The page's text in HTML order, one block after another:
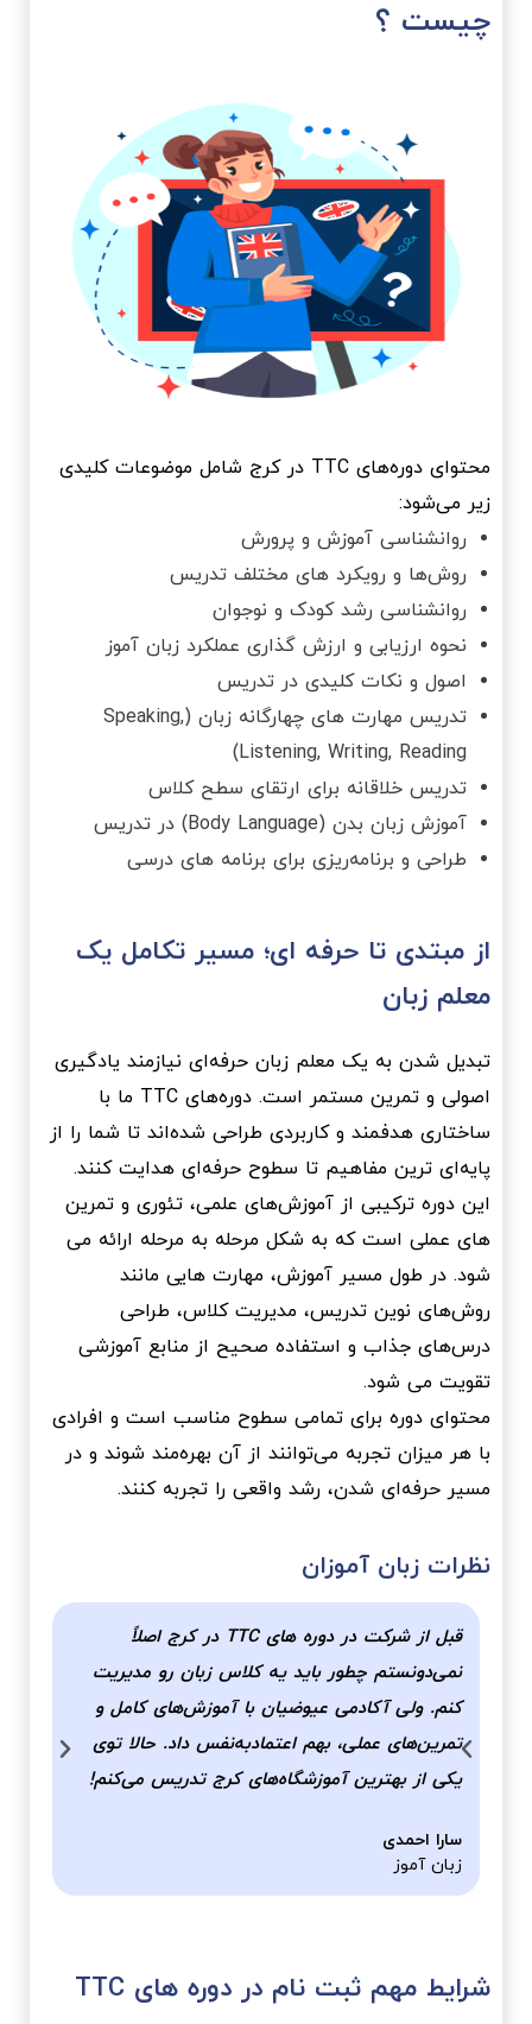
چیست ؟
محتوای دوره‌های TTC در کرج شامل موضوعات کلیدی
زیر می‌شود:
روانشناسی آموزش و پرورش
روش‌ها و رویکرد های مختلف تدریس
روانشناسی رشد کودک و نوجوان
نحوه ارزیابی و ارزش‌ گذاری عملکرد زبان ‌آموز
اصول و نکات کلیدی در تدریس
تدریس مهارت های چهارگانه زبان (Speaking,
Listening, Writing, Reading)
تدریس خلاقانه برای ارتقای سطح کلاس
آموزش زبان بدن (Body Language) در تدریس
طراحی و برنامه‌ریزی برای برنامه‌ های درسی
از مبتدی تا حرفه ای؛ مسیر تکامل یک
معلم زبان
تبدیل شدن به یک معلم زبان حرفه‌ای نیازمند یادگیری
اصولی و تمرین مستمر است. دوره‌های TTC ما با
ساختاری هدفمند و کاربردی طراحی شده‌اند تا شما را از
پایه‌ای ترین مفاهیم تا سطوح حرفه‌ای هدایت کنند.
این دوره ترکیبی از آموزش‌های علمی، تئوری و تمرین
های عملی است که به شکل مرحله به مرحله ارائه می
شود. در طول مسیر آموزش، مهارت هایی مانند
روش‌های نوین تدریس، مدیریت کلاس، طراحی
درس‌های جذاب و استفاده صحیح از منابع آموزشی
تقویت می شود.
محتوای دوره برای تمامی سطوح مناسب است و افرادی
با هر میزان تجربه می‌توانند از آن بهره‌مند شوند و در
مسیر حرفه‌ای شدن، رشد واقعی را تجربه کنند.
نظرات زبان آموزان
قبل از شرکت در دوره های TTC در کرج اصلاً
نمی‌دونستم چطور باید یه کلاس زبان رو مدیریت
کنم. ولی آکادمی عیوضیان با آموزش‌های کامل و
تمرین‌های عملی، بهم اعتمادبه‌نفس داد. حالا توی
یکی از بهترین آموزشگاه‌های کرج تدریس می‌کنم!
سارا احمدی
زبان آموز
شرایط مهم ثبت نام در دوره های TTC